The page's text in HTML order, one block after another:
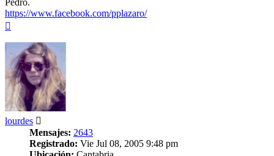
https://www.facebook.com/pplazaro/
lourdes
Mensajes: 2643
Registrado: Vie Jul 08, 2005 9:48 pm